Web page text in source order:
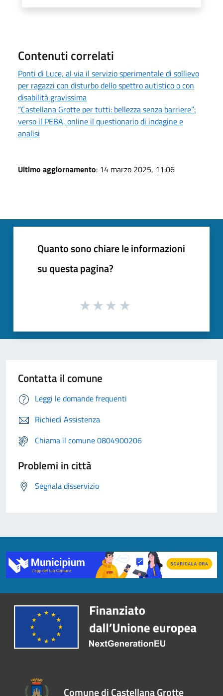
Contenuti correlati
Ponti di Luce, al via il servizio sperimentale di sollievo
per ragazzi con disturbo dello spettro autistico o con
disabilità gravissima
“Castellana Grotte per tutti: bellezza senza barriere”:
verso il PEBA, online il questionario di indagine e
analisi
Ultimo aggiornamento: 14 marzo 2025, 11:06
Quanto sono chiare le informazioni
su questa pagina?
Contatta il comune
Leggi le domande frequenti
Richiedi Assistenza
Chiama il comune 0804900206
Problemi in città
Segnala disservizio
Comune di Castellana Grotte